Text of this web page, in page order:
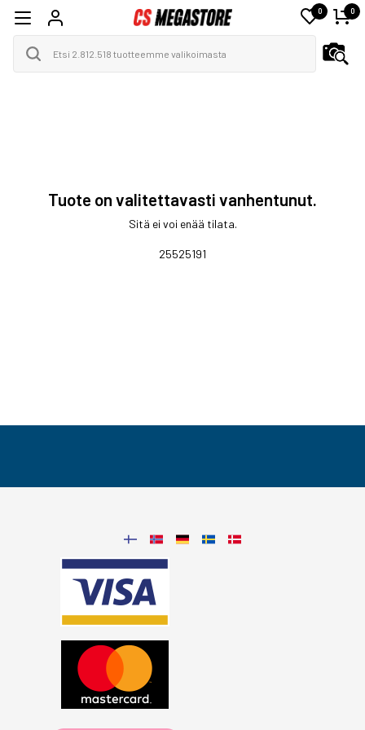
0 0
Tuote on valitettavasti vanhentunut.
Sitä ei voi enää tilata.
25525191